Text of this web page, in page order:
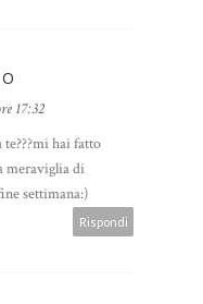
17:32
hai fatto
meraviglia di
settimana:)
Rispondi